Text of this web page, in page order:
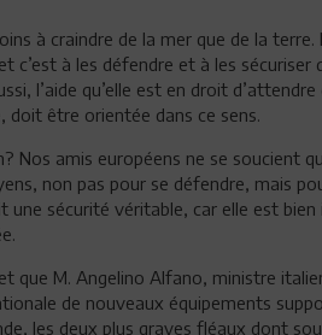
à craindre de la mer que de la
c’est à les défendre et à les
l’aide qu’elle est en droit
doit être orientée dans ce sens.
Nos amis européens ne se soucient
non pas pour se défendre, mais
une sécurité véritable, car elle est
que M. Angelino Alfano, ministre
de nouveaux équipements
les deux plus graves fléaux dont